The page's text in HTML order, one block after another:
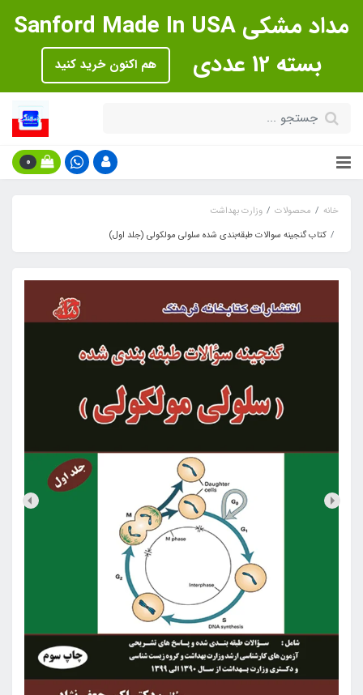
مداد مشکی Sanford Made In USA
بسته 12 عددی
هم اکنون خرید کنید
0
خانه محصولات
وزارت بهداشت
کتاب گنجینه سوالات طبقه‌بندی شده سلولی مولکولی (جلد اول)